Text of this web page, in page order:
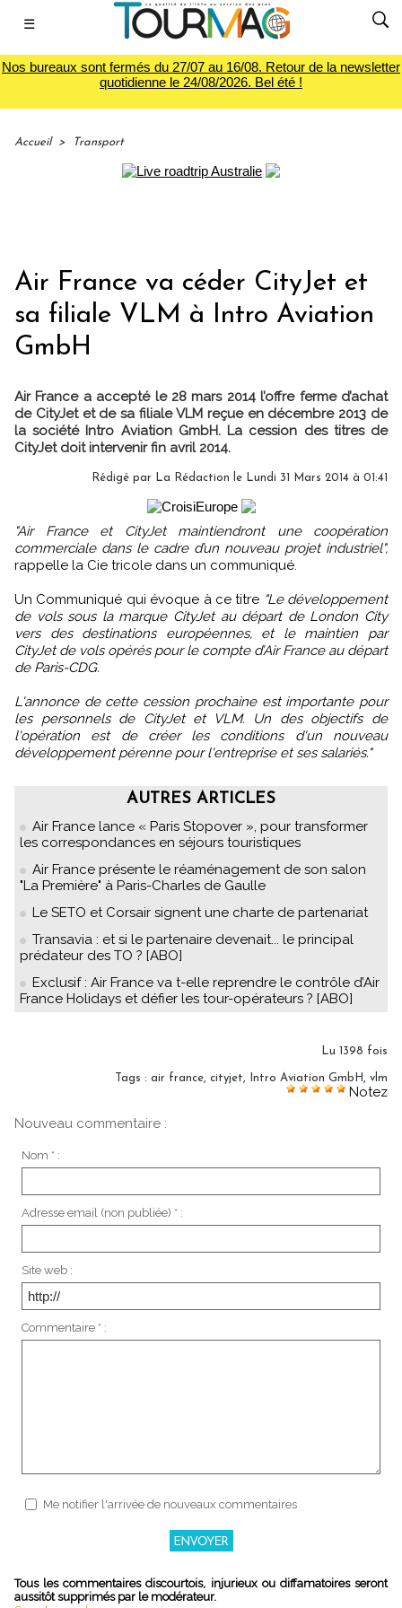
☰
Nos bureaux sont fermés du 27/07 au 16/08. Retour de la newsletter
quotidienne le 24/08/2026. Bel été !
Accueil > Transport
Air France va céder CityJet et
sa filiale VLM à Intro Aviation
GmbH
Air France a accepté le 28 mars 2014 l’offre ferme d’achat
de CityJet et de sa filiale VLM reçue en décembre 2013 de
la société Intro Aviation GmbH. La cession des titres de
CityJet doit intervenir fin avril 2014.
Rédigé par La Rédaction le Lundi 31 Mars 2014 à 01:41
"Air France et CityJet maintiendront une coopération
commerciale dans le cadre d’un nouveau projet industriel",
rappelle la Cie tricole dans un communiqué.
Un Communiqué qui évoque à ce titre "Le développement
de vols sous la marque CityJet au départ de London City
vers des destinations européennes, et le maintien par
CityJet de vols opérés pour le compte d’Air France au départ
de Paris-CDG.
L'annonce de cette cession prochaine est importante pour
les personnels de CityJet et VLM. Un des objectifs de
l'opération est de créer les conditions d'un nouveau
développement pérenne pour l'entreprise et ses salariés."
AUTRES ARTICLES
Air France lance « Paris Stopover », pour transformer
les correspondances en séjours touristiques
Air France présente le réaménagement de son salon
"La Première" à Paris-Charles de Gaulle
Le SETO et Corsair signent une charte de partenariat
Transavia : et si le partenaire devenait... le principal
prédateur des TO ? [ABO]
Exclusif : Air France va t-elle reprendre le contrôle d’Air
France Holidays et défier les tour-opérateurs ? [ABO]
Lu 1398 fois
Tags : air france, cityjet, Intro Aviation GmbH, vlm
Notez
Nouveau commentaire :
Nom * :
Adresse email (non publiée) * :
Site web :
Commentaire * :
Me notifier l'arrivée de nouveaux commentaires
Tous les commentaires discourtois, injurieux ou diffamatoires seront
aussitôt supprimés par le modérateur.